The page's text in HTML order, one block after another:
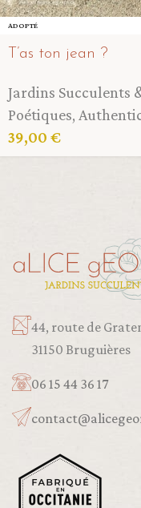
ADOPTÉ
T’as ton jean ?
Jardins Succulents
Poétiques,
39,00 €
44, route de
31150 Bruguières
06 15 44 36 17